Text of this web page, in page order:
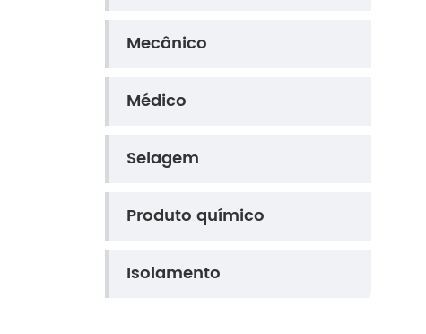
Mecânico
Médico
Selagem
Produto químico
Isolamento